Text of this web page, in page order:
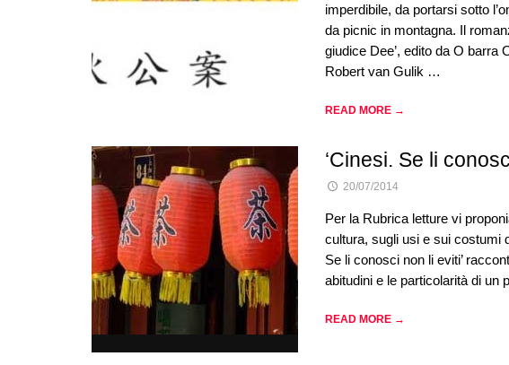
imperdibile, da portarsi sotto
da picnic in montagna. Il
giudice Dee’, edito da O barra
Robert van Gulik …
READ MORE →
‘Cinesi. Se li
20/07/2014
Per la Rubrica letture vi
cultura, sugli usi e sui costumi
Se li conosci non li eviti’
abitudini e le particolarità di un
READ MORE →